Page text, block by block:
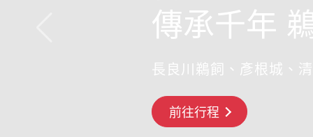
前往行程
前往行程
傳承千年
長良川鵜飼、彥根城、
前往行程